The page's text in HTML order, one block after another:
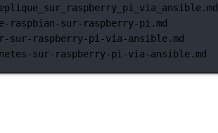
sur-raspberry-pi.md
sur-raspberry-pi-via-ansible.md
sur-raspberry-pi-via-ansible.md